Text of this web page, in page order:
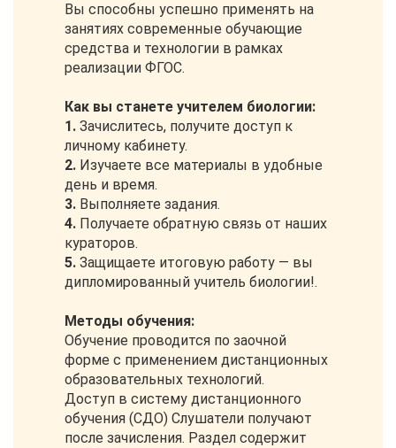
Вы способны успешно применять на
занятиях современные обучающие
средства и технологии в рамках
реализации ФГОС.
Как вы станете учителем биологии:
1. Зачислитесь, получите доступ к
личному кабинету.
2. Изучаете все материалы в удобные
день и время.
3. Выполняете задания.
4. Получаете обратную связь от наших
кураторов.
5. Защищаете итоговую работу — вы
дипломированный учитель биологии!.
Методы обучения:
Обучение проводится по заочной
форме с применением дистанционных
образовательных технологий.
Доступ в систему дистанционного
обучения (СДО) Слушатели получают
после зачисления. Раздел содержит